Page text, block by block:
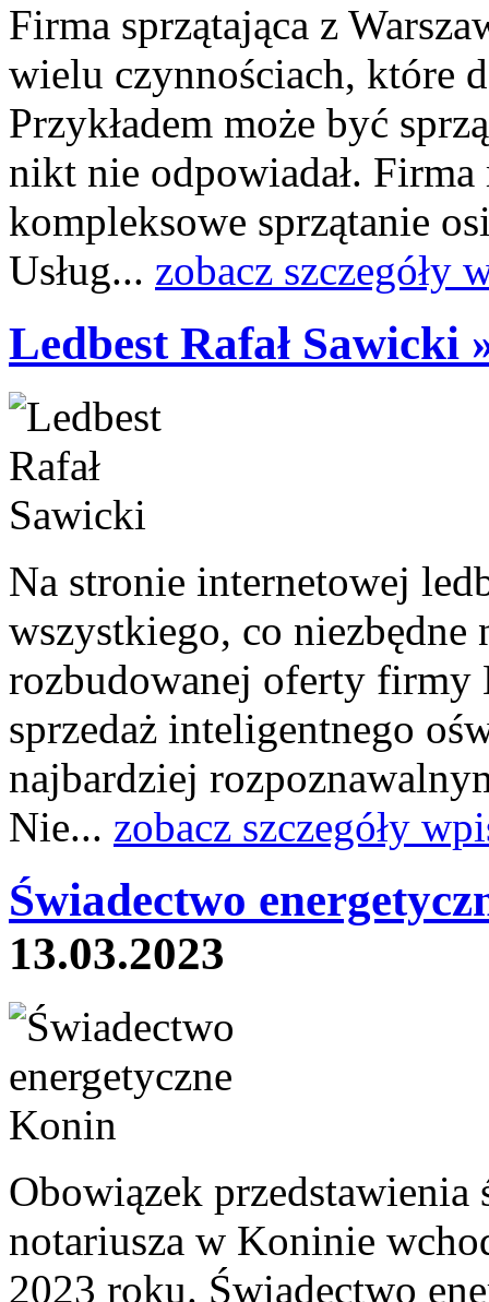
Firma sprzątająca z
wielu czynnościach, które
Przykładem może być
nikt nie odpowiadał.
kompleksowe sprzątanie
Usług... zobacz szczegóły
Ledbest Rafał Sawicki
Na stronie internetowej
wszystkiego, co
rozbudowanej oferty firmy
sprzedaż inteligentnego
najbardziej
Nie... zobacz szczegóły
Świadectwo
13.03.2023
Obowiązek przedstawienia
notariusza w Koninie
2023 roku. Świadectwo